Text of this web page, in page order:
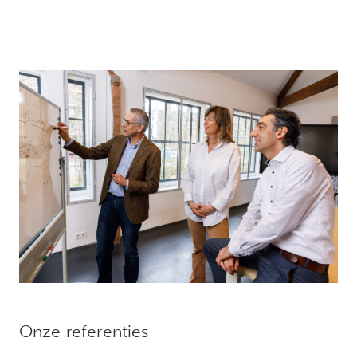
Duurzame ontwikkeling
We organiseren alle verbeteringen zo veel mogelijk
vanuit eigenaarschap bij de klant, omdat onze ervaring
is dat pas dan duurzame ontwikkeling mogelijk is.
Betekent dus altijd een samenwerkingmodel waarin
we met elkaar het goede gesprek voeren ipv klassiek
Onze referenties